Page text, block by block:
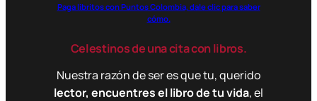
Paga libritos con Puntos Colombia, dale clic para saber
cómo.
Celestinos de una cita con libros.
Nuestra razón de ser es que tu, querido
lector, encuentres el libro de tu vida, el